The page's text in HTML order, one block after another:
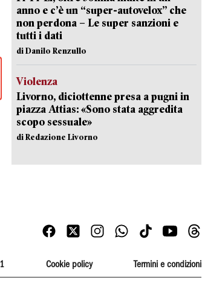
anno e c’è un “super-autovelox” che
non perdona – Le super sanzioni e
tutti i dati
di Danilo Renzullo
Violenza
Livorno, diciottenne presa a pugni in
piazza Attias: «Sono stata aggredita
scopo sessuale»
di Redazione Livorno
Cookie policy Termini e condizioni